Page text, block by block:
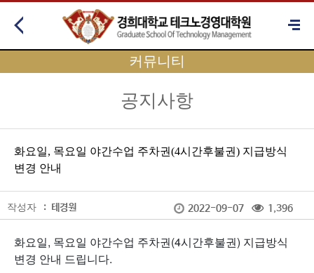
커뮤니티
공지사항
화요일, 목요일 야간수업 주차권(4시간후불권) 지급방식
변경 안내
작성자 : 테경원 2022-09-07 1,396
화요일, 목요일 야간수업 주차권(4시간후불권) 지급방식
변경 안내 드립니다.